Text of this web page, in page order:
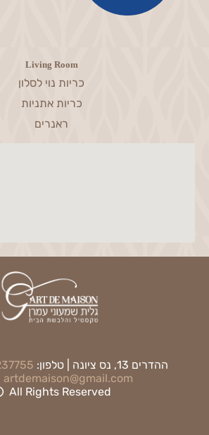
Living Room
כריות נוי לסלון
כריות אתניות
ראנרים
ההדרים 13, נס ציונה | טלפון:
artdemaison@gmail.com
All Rights Reserved